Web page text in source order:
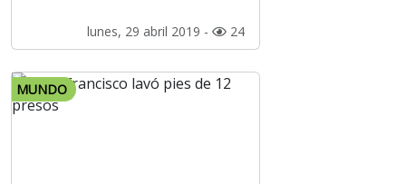
lunes, 29 abril 2019 - 24
MUNDO